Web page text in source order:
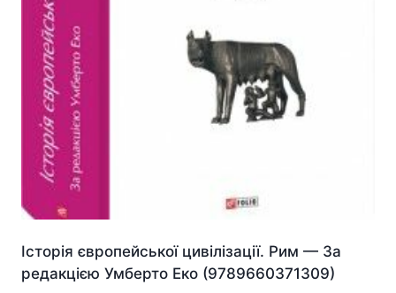
Історія європейської цивілізації. Рим — За
редакцією Умберто Еко (9789660371309)